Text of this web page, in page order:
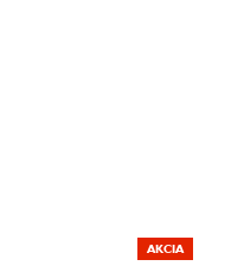
AKCIA